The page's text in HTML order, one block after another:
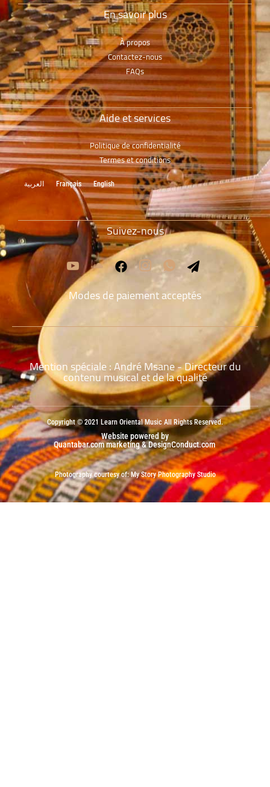
En savoir plus
À propos
Contactez-nous
FAQs
Aide et services
Politique de confidentialité
Termes et conditions
العربية Français English
Suivez-nous
Modes de paiement acceptés
Mention spéciale : André Msane - Directeur du
contenu musical et de la qualité
Copyright © 2021 Learn Oriental Music All Rights Reserved.
Website powered by
Quantabar.com marketing& DesignConduct.com​​
Photography courtesy of: My Story Photography Studio